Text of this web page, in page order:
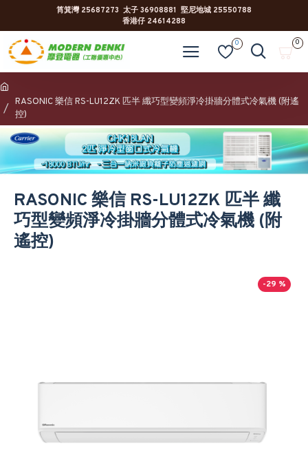
筲箕灣 25687273 太子 36908881 堅尼地城 25550788
香港仔 24614288
0 0
RASONIC 樂信 RS-LU12ZK 匹半 纖巧型變頻淨冷掛牆分體式冷氣機 (附遙
控)
RASONIC 樂信 RS-LU12ZK 匹半 纖
巧型變頻淨冷掛牆分體式冷氣機 (附
遙控)
-29 %